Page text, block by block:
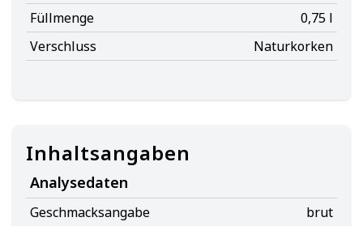
Füllmenge
0,75 l
Verschluss
Naturkorken
Inhaltsangaben
Analysedaten
Geschmacksangabe
brut